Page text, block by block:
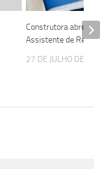
Construtora abre
Assistente de
27 DE JULHO DE